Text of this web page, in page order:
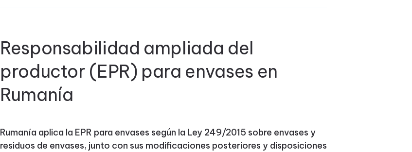
Responsabilidad ampliada del
productor (EPR) para envases en
Rumanía
Rumanía aplica la EPR para envases según la Ley 249/2015 sobre envases y
residuos de envases, junto con sus modificaciones posteriores y disposiciones